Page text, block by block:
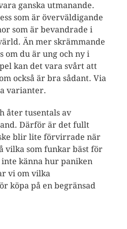
ganska utmanande.
som är överväldigande
som är bevandrade i
Än mer skrämmande
om du är ung och ny i
kan det vara svårt att
också är bra sådant. Via
varianter.
åter tusentals av
Därför är det fullt
blir lite förvirrade när
vilka som funkar bäst för
känna hur paniken
vi om vilka
köpa på en begränsad